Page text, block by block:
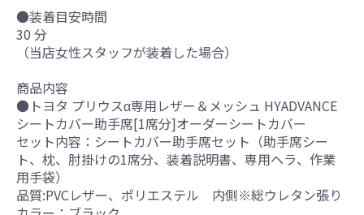
●装着目安時間
30 分
（当店女性スタッフが装着した場合）
商品内容
●トヨタ プリウスα専用レザー＆メッシュ HYADVANCE
シートカバー助手席[1席分]オーダーシートカバー
セット内容：シートカバー助手席セット（助手席シー
ト、枕、肘掛けの1席分、装着説明書、専用ヘラ、作業
用手袋）
品質:PVCレザー、ポリエステル 内側※総ウレタン張り